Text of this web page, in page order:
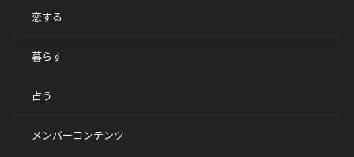
恋する
暮らす
占う
メンバーコンテンツ